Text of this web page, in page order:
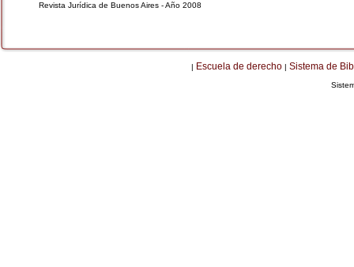
Revista Jurídica de Buenos Aires - Año 2008
| Escuela de derecho | Sistema de